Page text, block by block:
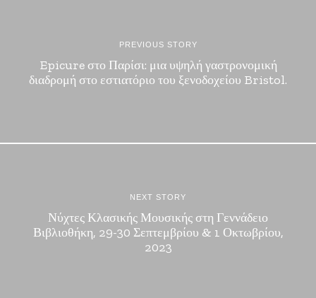
PREVIOUS STORY
Epicure στο Παρίσι: μια υψηλή γαστρονομική
διαδρομή στο εστιατόριο του ξενοδοχείου Bristol.
NEXT STORY
Νύχτες Κλασικής Μουσικής στη Γεννάδειο
Βιβλιοθήκη, 29-30 Σεπτεμβρίου & 1 Οκτωβρίου,
2023